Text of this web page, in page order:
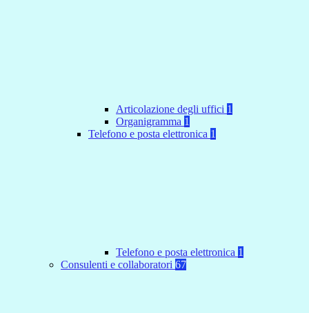
Articolazione degli uffici 1
Organigramma 1
Telefono e posta elettronica 1
Telefono e posta elettronica 1
Consulenti e collaboratori 67